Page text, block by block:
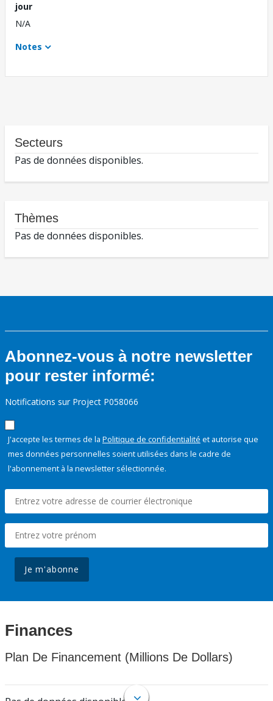
jour
N/A
Notes
Secteurs
Pas de données disponibles.
Thèmes
Pas de données disponibles.
Abonnez-vous à notre newsletter
pour rester informé:
Notifications sur Project P058066
J'accepte les termes de la Politique de confidentialité et autorise que
mes données personnelles soient utilisées dans le cadre de
l'abonnement à la newsletter sélectionnée.
Je m'abonne
Finances
Plan De Financement (Millions De Dollars)